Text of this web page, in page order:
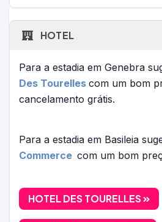
HOTEL
Para a estadia em Genebra
Des Tourelles com um bom
cancelamento grátis.
Para a estadia em Basileia
Commerce com um bom
HOTEL DES TOURELLES